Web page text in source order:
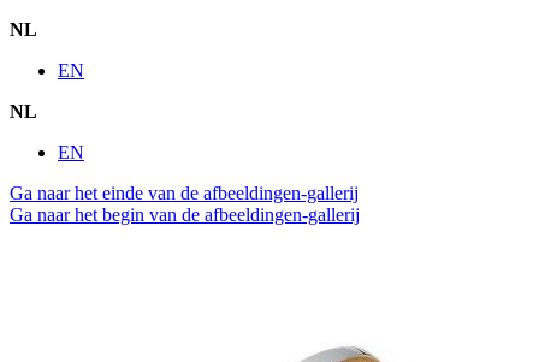
NL
EN
NL
EN
Ga naar het einde van de afbeeldingen-gallerij
Ga naar het begin van de afbeeldingen-gallerij